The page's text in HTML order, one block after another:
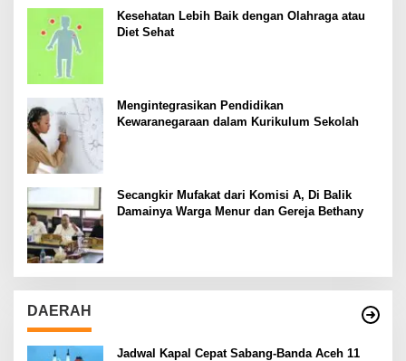
Kesehatan Lebih Baik dengan Olahraga atau
Diet Sehat
Mengintegrasikan Pendidikan
Kewaranegaraan dalam Kurikulum Sekolah
Secangkir Mufakat dari Komisi A, Di Balik
Damainya Warga Menur dan Gereja Bethany
DAERAH
Jadwal Kapal Cepat Sabang-Banda Aceh 11